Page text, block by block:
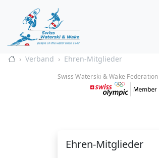
Verband Ehren-Mitglieder
Swiss Waterski & Wake
Ehren-Mitglieder